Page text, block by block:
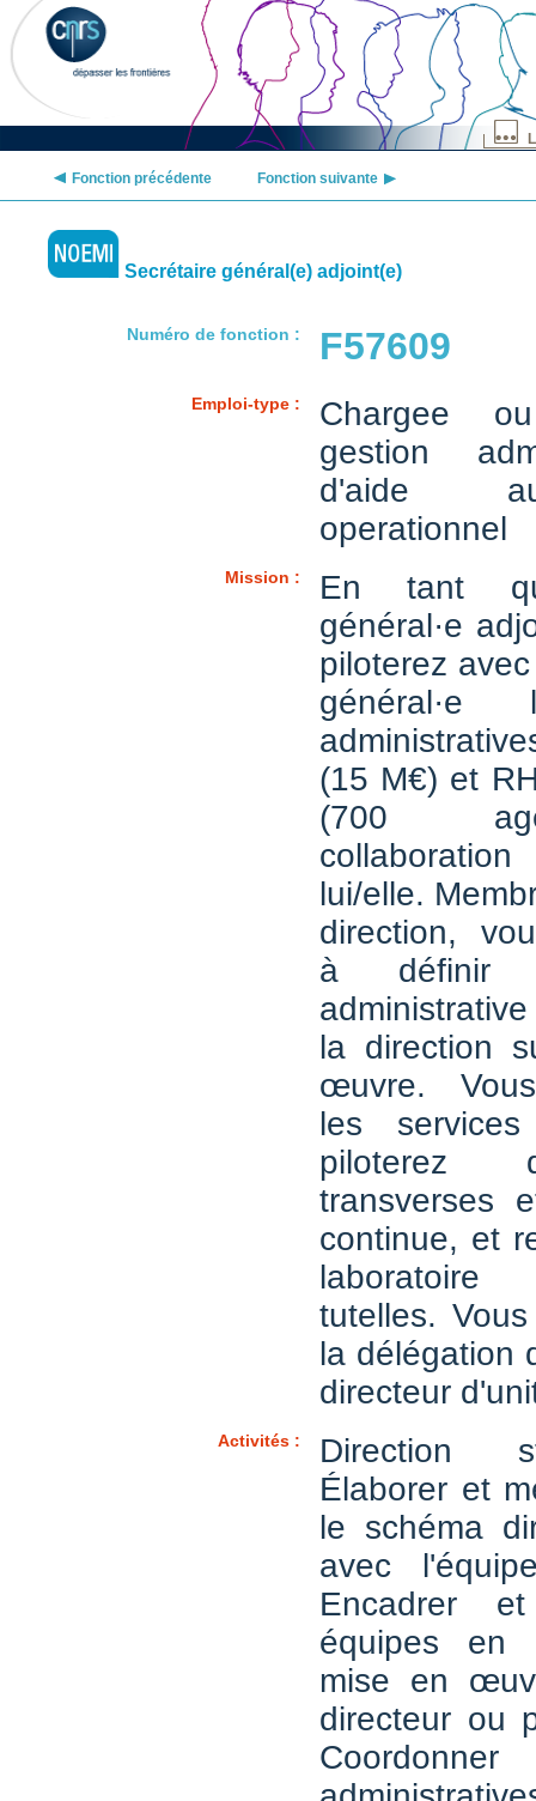
Fonction précédente Fonction suivante
Secrétaire général(e) adjoint(e)
Numéro de fonction : F57609
Emploi-type :
Chargee
gestion
d'aide
operationnel
Mission :
En tant
général·e
piloterez
général·e
(15 M€) et
(700
lui/elle.
direction,
à définir
la direction
œuvre.
les services
piloterez
transverses
continue, et
tutelles.
la délégation
directeur
Activités :
Direction
Élaborer et
le schéma
avec
Encadrer
équipes en
mise en
directeur ou